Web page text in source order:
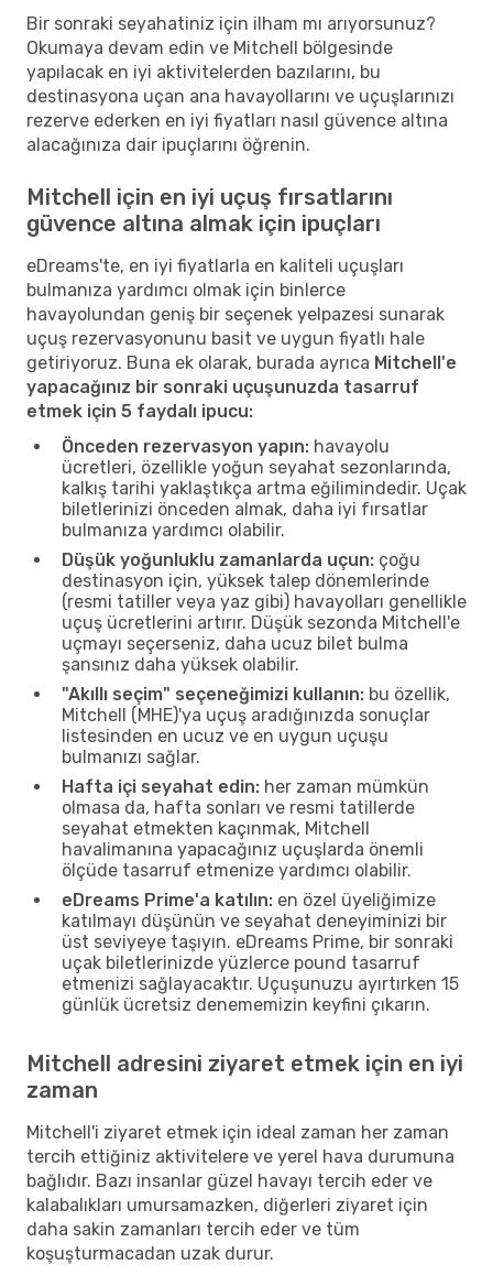
Bir sonraki seyahatiniz için ilham mı arıyorsunuz?
Okumaya devam edin ve Mitchell bölgesinde
yapılacak en iyi aktivitelerden bazılarını, bu
destinasyona uçan ana havayollarını ve uçuşlarınızı
rezerve ederken en iyi fiyatları nasıl güvence altına
alacağınıza dair ipuçlarını öğrenin.
Mitchell için en iyi uçuş fırsatlarını
güvence altına almak için ipuçları
eDreams'te, en iyi fiyatlarla en kaliteli uçuşları
bulmanıza yardımcı olmak için binlerce
havayolundan geniş bir seçenek yelpazesi sunarak
uçuş rezervasyonunu basit ve uygun fiyatlı hale
getiriyoruz. Buna ek olarak, burada ayrıca Mitchell'e
yapacağınız bir sonraki uçuşunuzda tasarruf
etmek için 5 faydalı ipucu:
Önceden rezervasyon yapın: havayolu
ücretleri, özellikle yoğun seyahat sezonlarında,
kalkış tarihi yaklaştıkça artma eğilimindedir. Uçak
biletlerinizi önceden almak, daha iyi fırsatlar
bulmanıza yardımcı olabilir.
Düşük yoğunluklu zamanlarda uçun: çoğu
destinasyon için, yüksek talep dönemlerinde
(resmi tatiller veya yaz gibi) havayolları genellikle
uçuş ücretlerini artırır. Düşük sezonda Mitchell'e
uçmayı seçerseniz, daha ucuz bilet bulma
şansınız daha yüksek olabilir.
"Akıllı seçim" seçeneğimizi kullanın: bu özellik,
Mitchell (MHE)'ya uçuş aradığınızda sonuçlar
listesinden en ucuz ve en uygun uçuşu
bulmanızı sağlar.
Hafta içi seyahat edin: her zaman mümkün
olmasa da, hafta sonları ve resmi tatillerde
seyahat etmekten kaçınmak, Mitchell
havalimanına yapacağınız uçuşlarda önemli
ölçüde tasarruf etmenize yardımcı olabilir.
eDreams Prime'a katılın: en özel üyeliğimize
katılmayı düşünün ve seyahat deneyiminizi bir
üst seviyeye taşıyın. eDreams Prime, bir sonraki
uçak biletlerinizde yüzlerce pound tasarruf
etmenizi sağlayacaktır. Uçuşunuzu ayırtırken 15
günlük ücretsiz denememizin keyfini çıkarın.
Mitchell adresini ziyaret etmek için en iyi
zaman
Mitchell'i ziyaret etmek için ideal zaman her zaman
tercih ettiğiniz aktivitelere ve yerel hava durumuna
bağlıdır. Bazı insanlar güzel havayı tercih eder ve
kalabalıkları umursamazken, diğerleri ziyaret için
daha sakin zamanları tercih eder ve tüm
koşuşturmacadan uzak durur.